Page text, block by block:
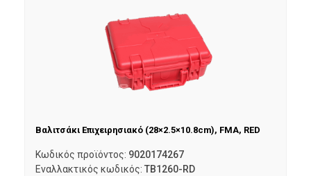
Βαλιτσάκι Επιχειρησιακό (28×2.5×10.8cm), FMA, RED
Κωδικός προϊόντος: 9020174267
Εναλλακτικός κωδικός: TB1260-RD